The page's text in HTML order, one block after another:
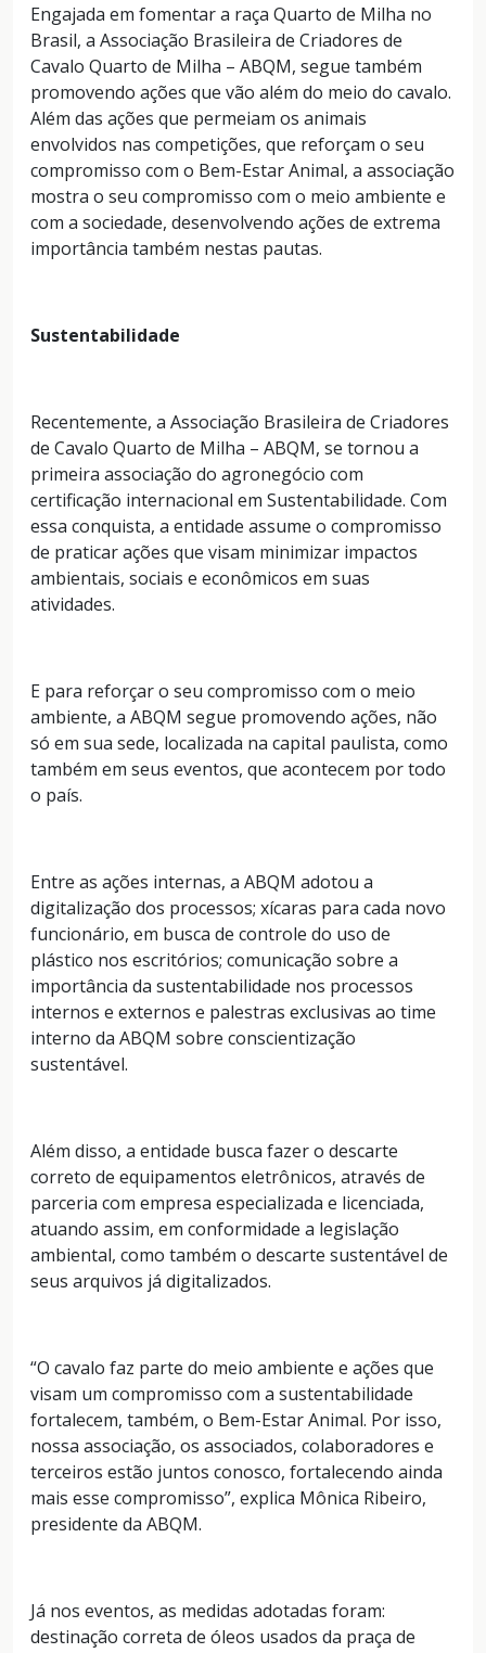
Engajada em fomentar a raça Quarto de Milha no
Brasil, a Associação Brasileira de Criadores de
Cavalo Quarto de Milha – ABQM, segue também
promovendo ações que vão além do meio do cavalo.
Além das ações que permeiam os animais
envolvidos nas competições, que reforçam o seu
compromisso com o Bem-Estar Animal, a associação
mostra o seu compromisso com o meio ambiente e
com a sociedade, desenvolvendo ações de extrema
importância também nestas pautas.
Sustentabilidade
Recentemente, a Associação Brasileira de Criadores
de Cavalo Quarto de Milha – ABQM, se tornou a
primeira associação do agronegócio com
certificação internacional em Sustentabilidade. Com
essa conquista, a entidade assume o compromisso
de praticar ações que visam minimizar impactos
ambientais, sociais e econômicos em suas
atividades.
E para reforçar o seu compromisso com o meio
ambiente, a ABQM segue promovendo ações, não
só em sua sede, localizada na capital paulista, como
também em seus eventos, que acontecem por todo
o país.
Entre as ações internas, a ABQM adotou a
digitalização dos processos; xícaras para cada novo
funcionário, em busca de controle do uso de
plástico nos escritórios; comunicação sobre a
importância da sustentabilidade nos processos
internos e externos e palestras exclusivas ao time
interno da ABQM sobre conscientização
sustentável.
Além disso, a entidade busca fazer o descarte
correto de equipamentos eletrônicos, através de
parceria com empresa especializada e licenciada,
atuando assim, em conformidade a legislação
ambiental, como também o descarte sustentável de
seus arquivos já digitalizados.
“O cavalo faz parte do meio ambiente e ações que
visam um compromisso com a sustentabilidade
fortalecem, também, o Bem-Estar Animal. Por isso,
nossa associação, os associados, colaboradores e
terceiros estão juntos conosco, fortalecendo ainda
mais esse compromisso”, explica Mônica Ribeiro,
presidente da ABQM.
Já nos eventos, as medidas adotadas foram:
destinação correta de óleos usados da praça de